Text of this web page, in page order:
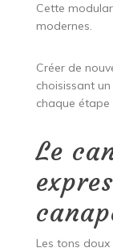
Cette
modernes.
Créer de
choisissant
chaque étape
Le
Les tons